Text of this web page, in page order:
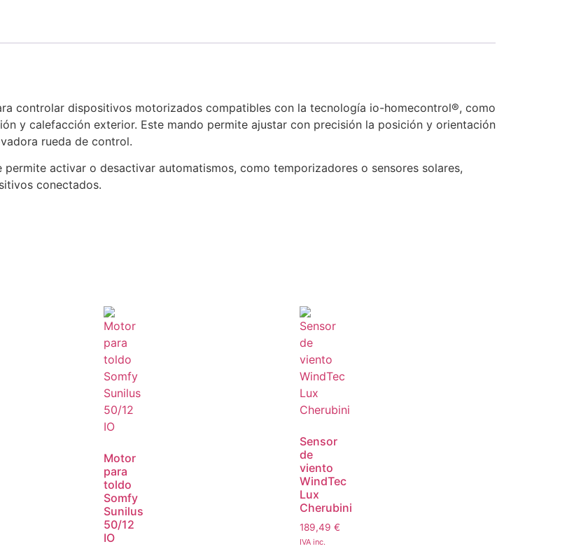
controlar dispositivos motorizados compatibles con la tecnología io-homecontrol®, como
y calefacción exterior. Este mando permite ajustar con precisión la posición y orientación
rueda de control.
activar o desactivar automatismos, como temporizadores o sensores solares,
conectados.
Motor
para
toldo
Somfy
Sunilus
50/12
IO
Sensor
de
viento
WindTec
Lux
Cherubini
189,49 €
IVA inc.